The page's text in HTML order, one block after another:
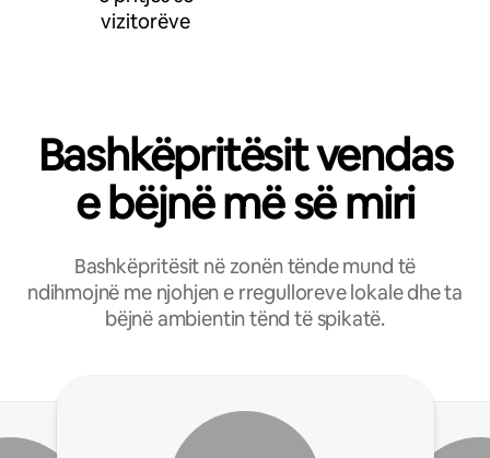
vizitorëve
Bashkëpritësit vendas
e bëjnë më së miri
Bashkëpritësit në zonën tënde mund të
ndihmojnë me njohjen e rregulloreve lokale dhe ta
bëjnë ambientin tënd të spikatë.